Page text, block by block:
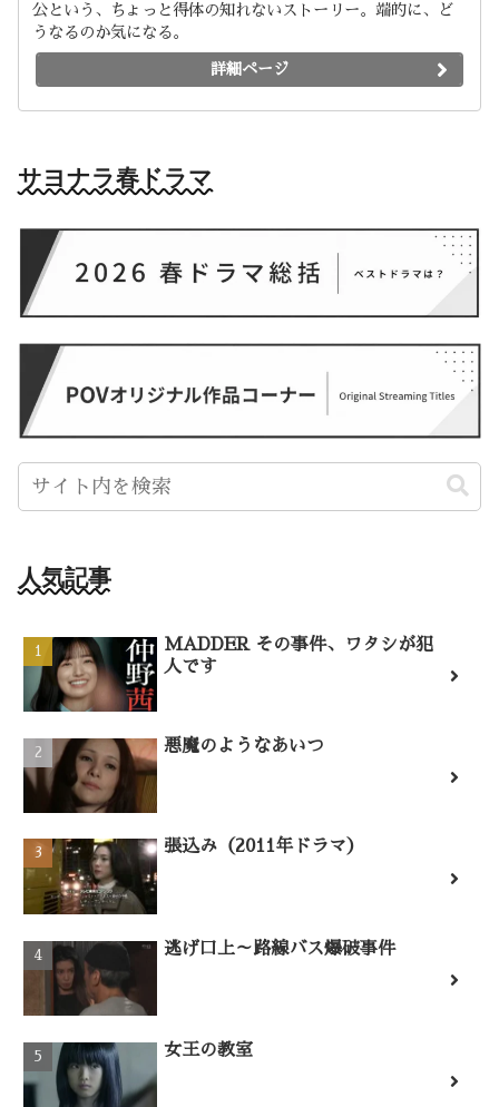
公という、ちょっと得体の知れないストーリー。端的に、ど
うなるのか気になる。
詳細ページ
サヨナラ春ドラマ
人気記事
MADDER その事件、ワタシが犯
人です
悪魔のようなあいつ
張込み（2011年ドラマ）
逃げ口上～路線バス爆破事件
女王の教室